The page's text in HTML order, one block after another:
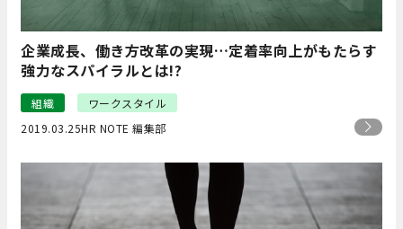
企業成長、働き方改革の実現…定着率向上がもたらす
強力なスパイラルとは!?
組織
ワークスタイル
2019.03.25HR NOTE 編集部